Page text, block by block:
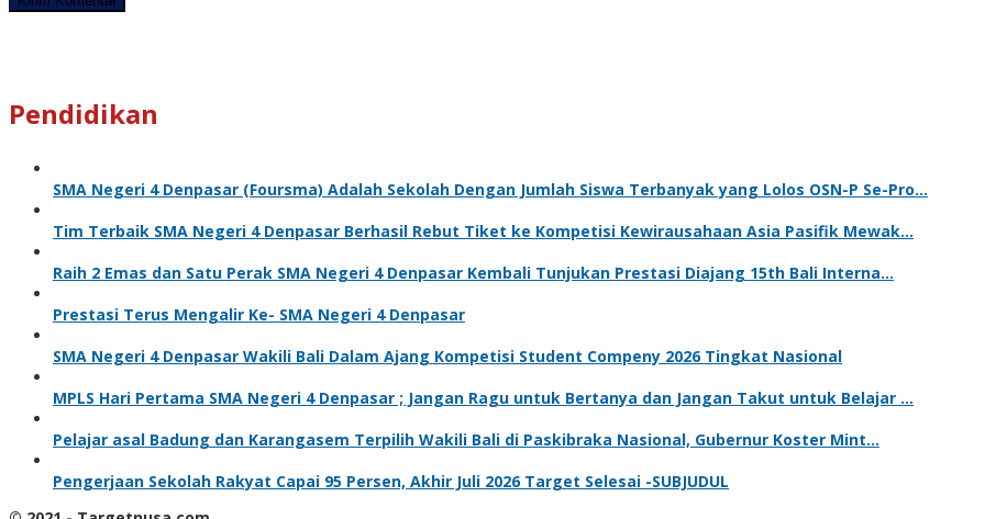
Pendidikan
SMA Negeri 4 Denpasar (Foursma) Adalah Sekolah Dengan Jumlah Siswa Terbanyak yang Lolos OSN-P Se-Pro…
Tim Terbaik SMA Negeri 4 Denpasar Berhasil Rebut Tiket ke Kompetisi Kewirausahaan Asia Pasifik Mewak…
Raih 2 Emas dan Satu Perak SMA Negeri 4 Denpasar Kembali Tunjukan Prestasi Diajang 15th Bali Interna…
Prestasi Terus Mengalir Ke- SMA Negeri 4 Denpasar
SMA Negeri 4 Denpasar Wakili Bali Dalam Ajang Kompetisi Student Compeny 2026 Tingkat Nasional
MPLS Hari Pertama SMA Negeri 4 Denpasar ; Jangan Ragu untuk Bertanya dan Jangan Takut untuk Belajar …
Pelajar asal Badung dan Karangasem Terpilih Wakili Bali di Paskibraka Nasional, Gubernur Koster Mint…
Pengerjaan Sekolah Rakyat Capai 95 Persen, Akhir Juli 2026 Target Selesai -SUBJUDUL